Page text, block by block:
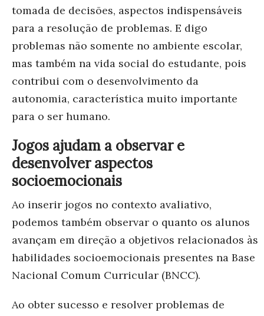
tomada de decisões, aspectos indispensáveis
para a resolução de problemas. E digo
problemas não somente no ambiente escolar,
mas também na vida social do estudante, pois
contribui com o desenvolvimento da
autonomia, característica muito importante
para o ser humano.
Jogos ajudam a observar e
desenvolver aspectos
socioemocionais
Ao inserir jogos no contexto avaliativo,
podemos também observar o quanto os alunos
avançam em direção a objetivos relacionados às
habilidades socioemocionais presentes na Base
Nacional Comum Curricular (BNCC).
Ao obter sucesso e resolver problemas de